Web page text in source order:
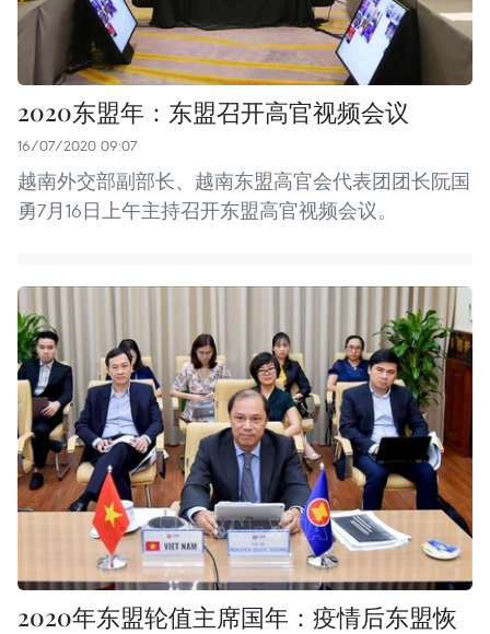
2020东盟年：东盟召开高官视频会议
16/07/2020 09:07
越南外交部副部长、越南东盟高官会代表团团长阮国
勇7月16日上午主持召开东盟高官视频会议。
2020年东盟轮值主席国年：疫情后东盟恢